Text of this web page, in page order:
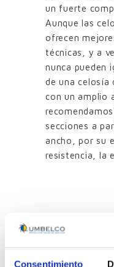
Consentimiento
un fuerte
Aunque las
ofrecen
técnicas, y a
nunca pueden
de una celosía
con un amplio
secciones a
ancho, por su
resistencia, la